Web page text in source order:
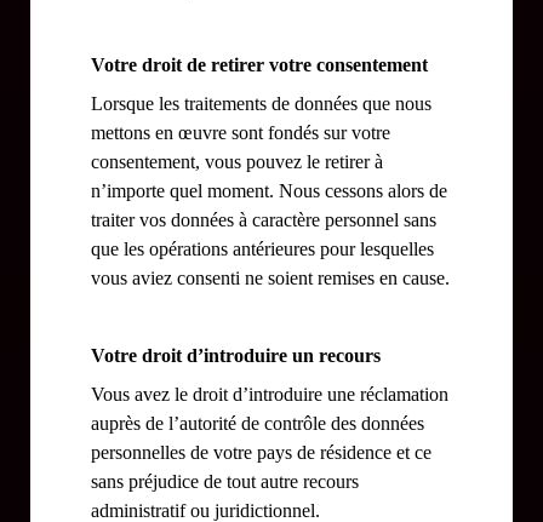
Votre droit de retirer votre consentement
Lorsque les traitements de données que nous
mettons en œuvre sont fondés sur votre
consentement, vous pouvez le retirer à
n’importe quel moment. Nous cessons alors de
traiter vos données à caractère personnel sans
que les opérations antérieures pour lesquelles
vous aviez consenti ne soient remises en cause.
Votre droit d’introduire un recours
Vous avez le droit d’introduire une réclamation
auprès de l’autorité de contrôle des données
personnelles de votre pays de résidence et ce
sans préjudice de tout autre recours
administratif ou juridictionnel.